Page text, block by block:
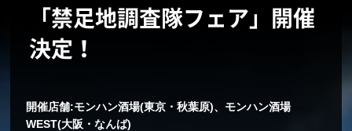
「禁足地調査隊フェア」開催
決定！
開催店舗:モンハン酒場(東京・秋葉原)、モンハン酒場
WEST(大阪・なんば)